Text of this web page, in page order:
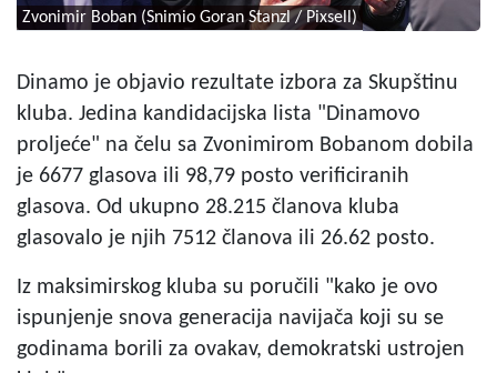
Zvonimir Boban (Snimio Goran Stanzl / Pixsell)
Dinamo je objavio rezultate izbora za Skupštinu
kluba. Jedina kandidacijska lista "Dinamovo
proljeće" na čelu sa Zvonimirom Bobanom dobila
je 6677 glasova ili 98,79 posto verificiranih
glasova. Od ukupno 28.215 članova kluba
glasovalo je njih 7512 članova ili 26.62 posto.
Iz maksimirskog kluba su poručili "kako je ovo
ispunjenje snova generacija navijača koji su se
godinama borili za ovakav, demokratski ustrojen